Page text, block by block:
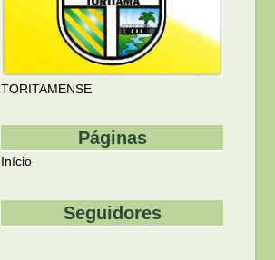
TORITAMENSE
Páginas
Início
Seguidores